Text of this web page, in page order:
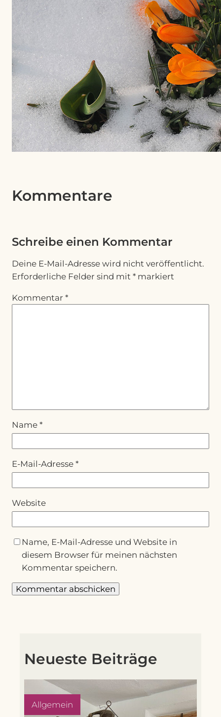
Kommentare
Schreibe einen Kommentar
Deine E-Mail-Adresse wird nicht veröffentlicht.
Erforderliche Felder sind mit * markiert
Kommentar *
Name *
E-Mail-Adresse *
Website
Name, E-Mail-Adresse und Website in
diesem Browser für meinen nächsten
Kommentar speichern.
Neueste Beiträge
Allgemein